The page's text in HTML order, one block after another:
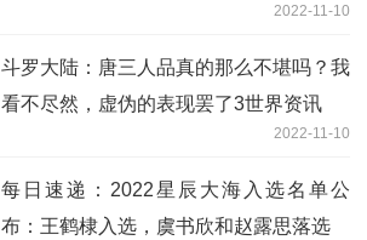
2022-11-10
斗罗大陆：唐三人品真的那么不堪吗？我
看不尽然，虚伪的表现罢了3世界资讯
2022-11-10
每日速递：2022星辰大海入选名单公
布：王鹤棣入选，虞书欣和赵露思落选